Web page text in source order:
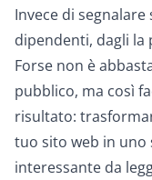
Invece di
dipendenti, dagli la
Forse non è
pubblico, ma così
risultato:
tuo sito web in uno
interessante da